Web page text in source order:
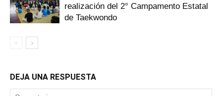
realización del 2° Campamento Estatal
de Taekwondo
DEJA UNA RESPUESTA